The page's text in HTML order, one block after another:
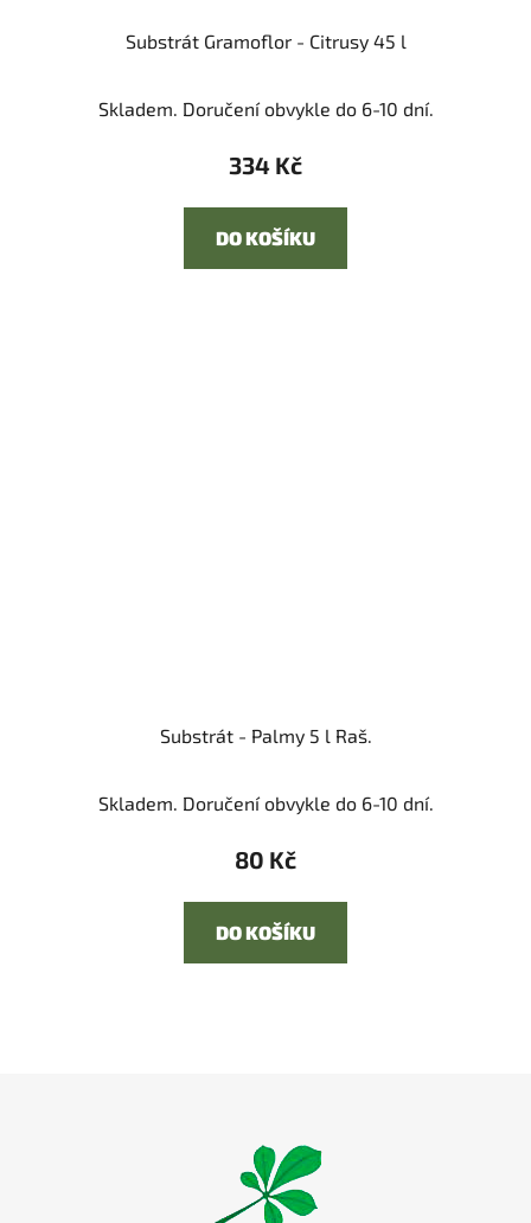
Substrát Gramoflor - Citrusy 45 l
hodnocení
produktu
z
Skladem. Doručení obvykle do 6-10 dní.
334 Kč
DO KOŠÍKU
Substrát - Palmy 5 l Raš.
Skladem. Doručení obvykle do 6-10 dní.
80 Kč
DO KOŠÍKU